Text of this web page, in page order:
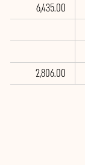
6,435.00
2,806.00